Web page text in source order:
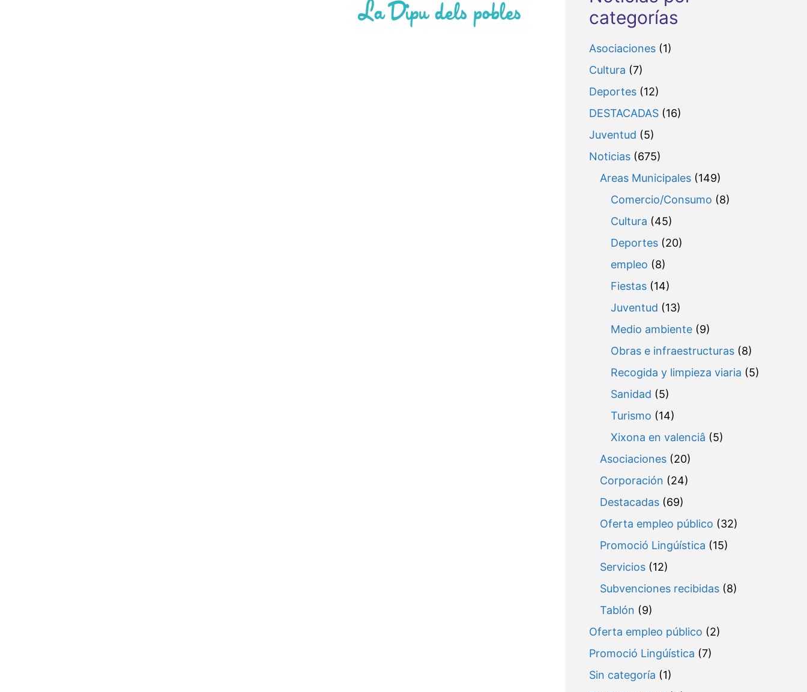
categorías
Asociaciones(1)
Cultura (7)
Deportes(12)
DESTACADAS(16)
Juventud (5)
Noticias(675)
Areas Municipales(149)
Comercio/Consumo (8)
Cultura (45)
Deportes(20)
empleo (8)
Fiestas(14)
Juventud (13)
Medio ambiente(9)
Obras e infraestructuras(8)
Recogida y limpieza viaria (5)
Sanidad (5)
Turismo (14)
Xixona en valenciâ (5)
Asociaciones(20)
Corporación (24)
Destacadas(69)
Oferta empleo público (32)
Promoció Lingúística (15)
Servicios(12)
Subvenciones recibidas(8)
Tablón (9)
Oferta empleo público (2)
Promoció Lingúística (7)
Sin categoría (1)